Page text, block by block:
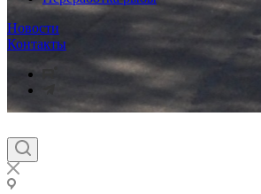
Новости
Контакты